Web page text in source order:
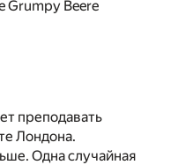
Grumpy Beere
преподавать
Лондона.
Одна случайная